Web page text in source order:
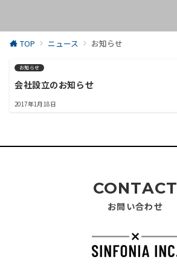
TOP ニュース お知らせ
お知らせ
会社設立のお知らせ
2017年1月18日
CONTACT
お問い合わせ